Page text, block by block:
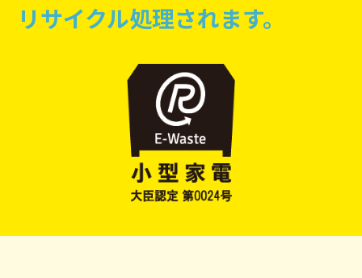
リサイクル処理されます。